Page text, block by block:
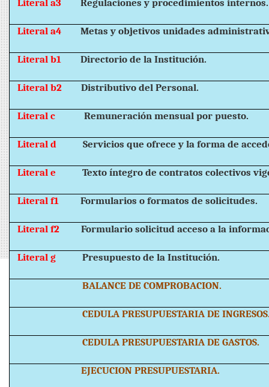
Literal a4 Metas y objetivos unidades
Literal b1 Directorio de la Institución.
Literal b2 Distributivo del Personal.
Literal c Remuneración mensual por puesto.
Literal d Servicios que ofrece y la forma de
Literal e Texto íntegro de contratos colectivos
Literal f1 Formularios o formatos de solicitudes.
Literal f2 Formulario solicitud acceso a la
Literal g Presupuesto de la Institución.
BALANCE DE COMPROBACION.
CEDULA PRESUPUESTARIA DE
CEDULA PRESUPUESTARIA DE GASTOS.
EJECUCION PRESUPUESTARIA.